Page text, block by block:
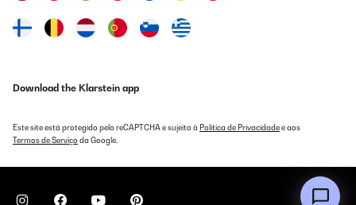
Download the Klarstein app
Este site está protegido pelo reCAPTCHA e sujeito à Política de Privacidadee aos
Termos de Serviçoda Google.